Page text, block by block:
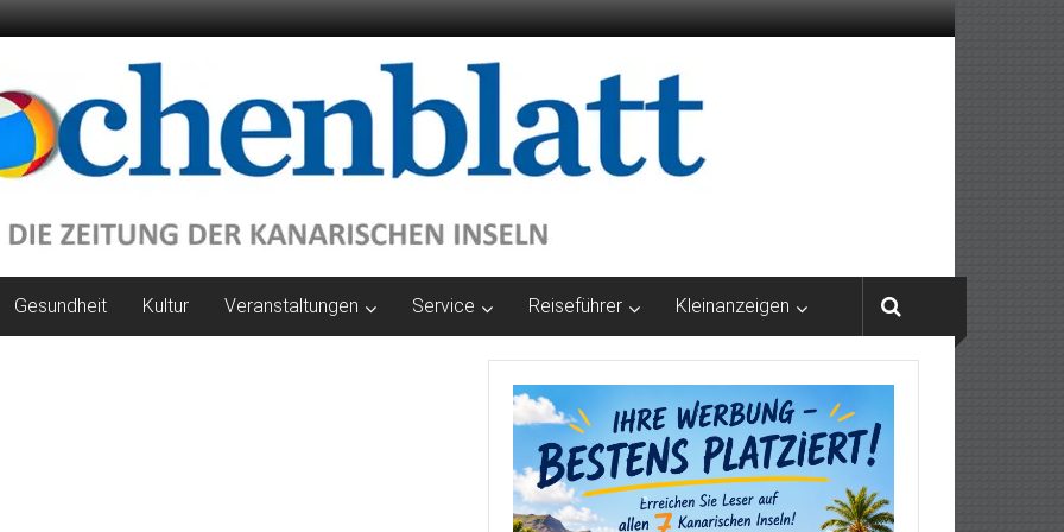
Gesundheit Kultur Veranstaltungen Service Reiseführer Kleinanzeigen